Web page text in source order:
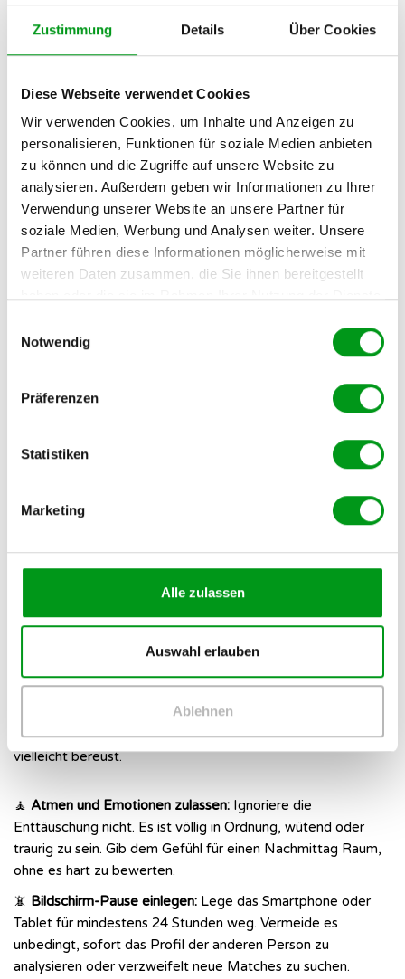
Zustimmung Details Über Cookies
Diese Webseite verwendet Cookies
Wir verwenden Cookies, um Inhalte und Anzeigen zu
personalisieren, Funktionen für soziale Medien anbieten
zu können und die Zugriffe auf unsere Website zu
analysieren. Außerdem geben wir Informationen zu Ihrer
Verwendung unserer Website an unsere Partner für
soziale Medien, Werbung und Analysen weiter. Unsere
Partner führen diese Informationen möglicherweise mit
weiteren Daten zusammen, die Sie ihnen bereitgestellt
Notwendig
Präferenzen
Statistiken
Marketing
Alle zulassen
Auswahl erlauben
Ablehnen
– DESTRUKTIVER GEDANKE
„Niemand findet mich mehr anziehend, ich werde immer
„Klasse, klare und ehrliche Kommunikation! Jetzt kann
ich mich auf jemanden konzentrieren, der wirklich zu mir
passt.“
Situation: Absage noch vor dem ersten Treffen
– DESTRUKTIVER GEDANKE
+ KONSTRUKTIVER PERSPEKTIVENWECHSEL
spart mir Zeit, Geld und Nerven.“
Akuthilfe: Sofortmaßnahmen
direkt nach einer
Zurückweisung
Selbst wenn der Verstand weiß, dass ein Korb sinnvoll ist,
darf das Herz kurz beleidigt sein. Wichtig ist nur, dass du dich
nicht von der Enttäuschung lähmen lässt. Wenn du gerade
Mit diesen konkreten Schritten fängst du dich emotional auf
und verhinderst Kurzschlusshandlungen, die du später
vielleicht bereust.
🧘 Atmen und Emotionen zulassen: Ignoriere die
Enttäuschung nicht. Es ist völlig in Ordnung, wütend oder
traurig zu sein. Gib dem Gefühl für einen Nachmittag Raum,
ohne es hart zu bewerten.
📵 Bildschirm-Pause einlegen: Lege das Smartphone oder
Tablet für mindestens 24 Stunden weg. Vermeide es
unbedingt, sofort das Profil der anderen Person zu
analysieren oder verzweifelt neue Matches zu suchen.